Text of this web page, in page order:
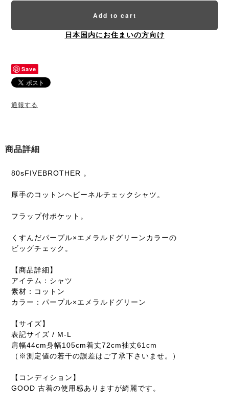
Add to cart
日本国内にお住まいの方向け
Save
通報する
商品詳細
80sFIVEBROTHER 。
厚手のコットンヘビーネルチェックシャツ。
フラップ付ポケット。
くすんだパープル×エメラルドグリーンカラーの
ビッグチェック。
【商品詳細】
アイテム：シャツ
素材：コットン
カラー：パープル×エメラルドグリーン
【サイズ】
表記サイズ / M-L
肩幅44cm身幅105cm着丈72cm袖丈61cm
（※測定値の若干の誤差はご了承下さいませ。）
【コンディション】
GOOD 古着の使用感ありますが綺麗です。